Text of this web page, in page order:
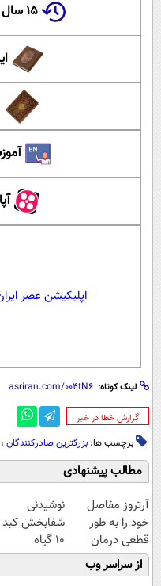
۱۵ سال پیش در چنین روزی
اپلیکیشن عصر
لینک کوتاه:
‌گزارش خطا در خبر
برچسب ها: بزرگترین صادرکنندگان ،
مطالب پیشنهادی
آرتروز مفاصل
خود را به طور
قطعی درمان
کنید!
◗پرسش‌نامه◖
نوشیدنی
شفابخش کبد
10 گیاه
موثر(تخفیف
امشب)
از سراسر وب